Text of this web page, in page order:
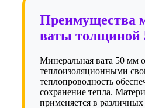
Преимущества
ваты толщиной
Минеральная вата 50 мм
теплоизоляционными
теплопроводность
сохранение тепла.
применяется в различных